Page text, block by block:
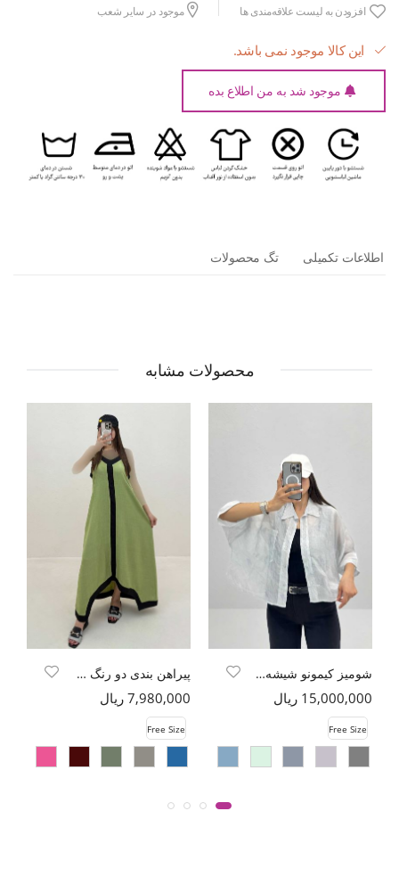
افزودن به لیست علاقه‌مندی ها موجود در سایر شعب
این کالا موجود نمی باشد.
موجود شد به من اطلاع بده
اطلاعات تکمیلی تگ محصولات
محصولات مشابه
شومیز کیمونو شیشه ای محو کد 6175
15,000,000 ریال
Free Size
پیراهن بندی دو رنگ شانتون
7,980,000 ریال
Free Size